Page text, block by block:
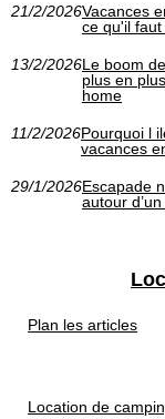
21/2/2026Vacances
ce qu'il
13/2/2026Le boom
plus en
home
11/2/2026Pourquoi l
vacances
29/1/2026Escapade
autour
Plan les articles
Location de